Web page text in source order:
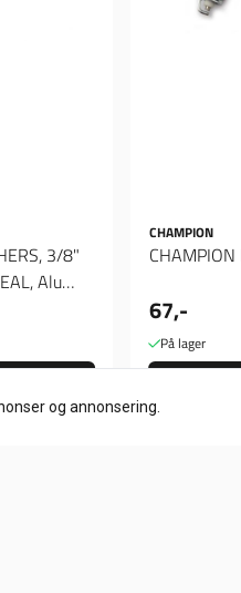
3/8"
Alu
CHAMPION
67,-
På lager
og annonsering.